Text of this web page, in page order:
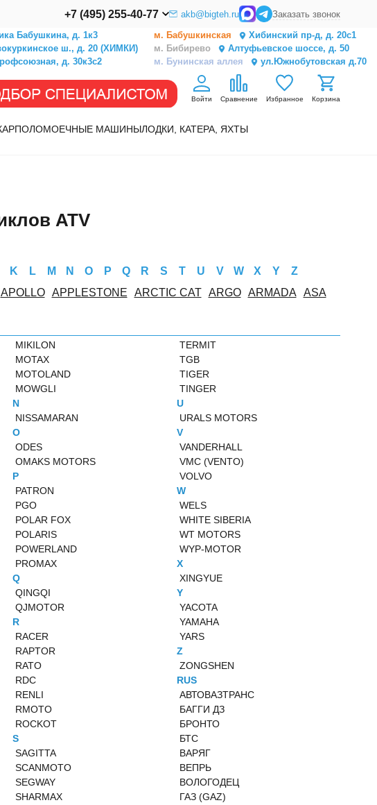
+7 (495) 255-40-77 akb@bigteh.ru Заказать звонок
Бабушкина, д. 1к3 м. Бабушкинская
Хибинский пр-д, д. 20с1
ш., д. 20 (ХИМКИ) м. Бибирево
Алтуфьевское шоссе, д. 50
д. 30к3с2 м. Бунинская аллея
ул.Южнобутовская д.70
Войти Сравнение Избранное Корзина
ПОЛОМОЕЧНЫЕ МАШИНЫЛОДКИ, КАТЕРА, ЯХТЫ
ATV
K L M N O P Q R S T U V W X Y
Z
APOLLO APPLESTONE ARCTIC CAT ARGO ARMADA
ASA
MIKILON
MOTAX
MOTOLAND
MOWGLI
N
NISSAMARAN
O
ODES
OMAKS MOTORS
P
PATRON
PGO
POLAR FOX
POLARIS
POWERLAND
PROMAX
Q
QINGQI
QJMOTOR
R
RACER
RAPTOR
RATO
RDC
RENLI
RMOTO
ROCKOT
S
SAGITTA
SCANMOTO
SEGWAY
SHARMAX
TERMIT
TGB
TIGER
TINGER
U
URALS MOTORS
V
VANDERHALL
VMC (VENTO)
VOLVO
W
WELS
WHITE SIBERIA
WT MOTORS
WYP-MOTOR
X
XINGYUE
Y
YACOTA
YAMAHA
YARS
Z
ZONGSHEN
RUS
АВТОВАЗТРАНС
БАГГИ ДЗ
БРОНТО
БТС
ВАРЯГ
ВЕПРЬ
ВОЛОГОДЕЦ
ГАЗ (GAZ)